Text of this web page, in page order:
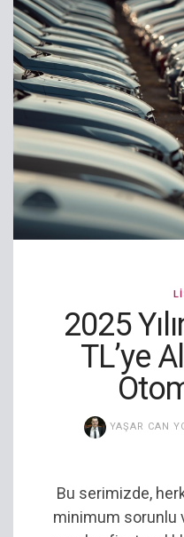
2025
TL’ye
YAŞAR CAN
Bu serimizde,
minimum sorunlu